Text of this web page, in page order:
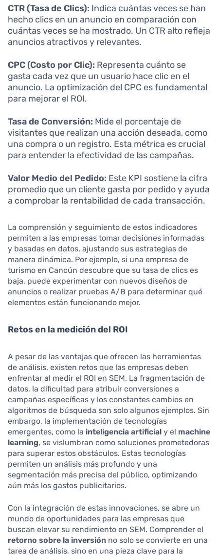
CTR (Tasa de Clics): Indica cuántas veces se han
hecho clics en un anuncio en comparación con
cuántas veces se ha mostrado. Un CTR alto refleja
anuncios atractivos y relevantes.
CPC (Costo por Clic): Representa cuánto se
gasta cada vez que un usuario hace clic en el
anuncio. La optimización del CPC es fundamental
para mejorar el ROI.
Tasa de Conversión: Mide el porcentaje de
visitantes que realizan una acción deseada, como
una compra o un registro. Esta métrica es crucial
para entender la efectividad de las campañas.
Valor Medio del Pedido: Este KPI sostiene la cifra
promedio que un cliente gasta por pedido y ayuda
a comprobar la rentabilidad de cada transacción.
La comprensión y seguimiento de estos indicadores
permiten a las empresas tomar decisiones informadas
y basadas en datos, ajustando sus estrategias de
manera dinámica. Por ejemplo, si una empresa de
turismo en Cancún descubre que su tasa de clics es
baja, puede experimentar con nuevos diseños de
anuncios o realizar pruebas A/B para determinar qué
elementos están funcionando mejor.
Retos en la medición del ROI
A pesar de las ventajas que ofrecen las herramientas
de análisis, existen retos que las empresas deben
enfrentar al medir el ROI en SEM. La fragmentación de
datos, la dificultad para atribuir conversiones a
campañas específicas y los constantes cambios en
algoritmos de búsqueda son solo algunos ejemplos. Sin
embargo, la implementación de tecnologías
emergentes, como la inteligencia artificial y el machine
learning, se vislumbran como soluciones prometedoras
para superar estos obstáculos. Estas tecnologías
permiten un análisis más profundo y una
segmentación más precisa del público, optimizando
aún más los gastos publicitarios.
Con la integración de estas innovaciones, se abre un
mundo de oportunidades para las empresas que
buscan elevar su rendimiento en SEM. Comprender el
retorno sobre la inversión no solo se convierte en una
tarea de análisis, sino en una pieza clave para la